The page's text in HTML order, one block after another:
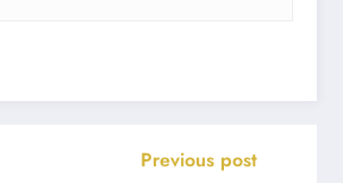
Previous post